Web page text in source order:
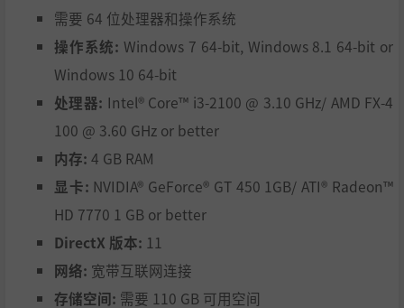
需要 64 位处理器和操作系统
操作系统: Windows 7 64-bit, Windows 8.1 64-bit or
Windows 10 64-bit
处理器: Intel® Core™ i3-2100 @ 3.10 GHz/ AMD FX-4
100 @ 3.60 GHz or better
内存: 4 GB RAM
显卡: NVIDIA® GeForce® GT 450 1GB/ ATI® Radeon™
HD 7770 1 GB or better
DirectX 版本: 11
网络: 宽带互联网连接
存储空间: 需要 110 GB 可用空间